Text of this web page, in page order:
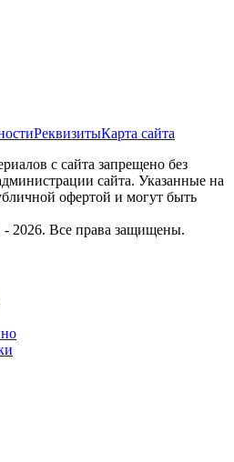
РеквизитыКарта сайта
с сайта запрещено без
сайта. Указанные на
офертой и могут быть
Все права защищены.